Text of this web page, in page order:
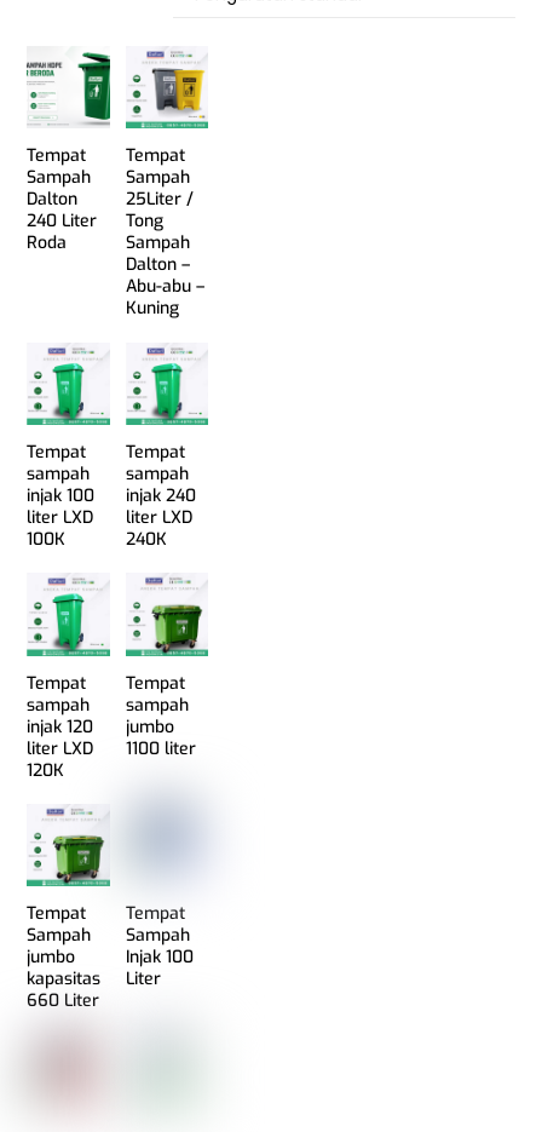
Tempat
Sampah
Dalton
240 Liter
Roda
Tempat
Sampah
25Liter /
Tong
Sampah
Dalton –
Abu-abu –
Kuning
Tempat
sampah
injak 100
liter LXD
100K
Tempat
sampah
injak 240
liter LXD
240K
Tempat
sampah
injak 120
liter LXD
120K
Tempat
sampah
jumbo
1100 liter
Tempat
Sampah
jumbo
kapasitas
660 Liter
Tempat
Sampah
Injak 100
Liter